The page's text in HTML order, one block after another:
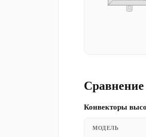
Конвекторы
МОДЕЛЬ